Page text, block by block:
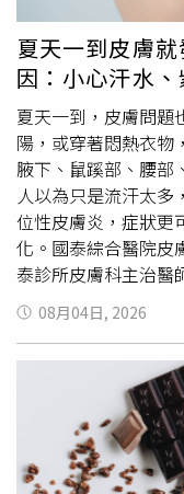
長簡瑟芳也表示，
會有影響；評估比較
房東價金，收取房租
租代管的房東，市府
有房東需要提供協助
長及總經理相繼去職
推舉新任董總。目前
身為第二大法人股
兆基本業的未來發展
題，與公司營運之間
運。另有消息指出，
任兆基董座，並重申
夏天一到皮膚
因：小心汗水
夏天一到，皮膚問題
陽，或穿著悶熱衣物
腋下、鼠蹊部、腰部
人以為只是流汗太
位性皮膚炎，症狀更
化。國泰綜合醫院皮
泰診所皮膚科主治醫
陽表示，台灣夏季
擦，都是常見的皮膚
體質、敏感肌，或長
水若長時間滯留在
就容易誘發紅疹、
險。夏天皮膚癢、
同。羅陽指出，流
的「痱子」；也可能
08月04日, 2026